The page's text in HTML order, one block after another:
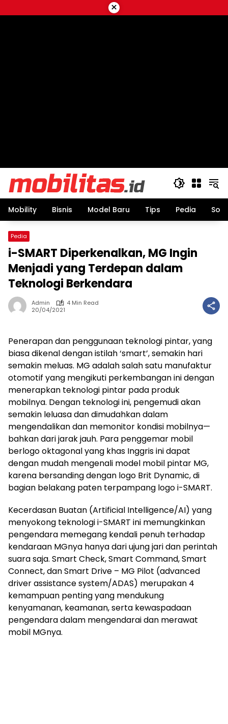
to
×
Mobility Bisnis Model Baru Tips Pedia
Pedia
i-SMART Diperkenalkan, MG Ingin
Menjadi yang Terdepan dalam
Teknologi Berkendara
Admin
4 Min Read
20/04/2021
Penerapan dan penggunaan teknologi pintar, yang
biasa dikenal dengan istilah ‘smart’, semakin hari
semakin meluas. MG adalah salah satu manufaktur
otomotif yang mengikuti perkembangan ini dengan
menerapkan teknologi pintar pada produk
mobilnya. Dengan teknologi ini, pengemudi akan
semakin leluasa dan dimudahkan dalam
mengendalikan dan memonitor kondisi mobilnya—
bahkan dari jarak jauh. Para penggemar mobil
berlogo oktagonal yang khas Inggris ini dapat
dengan mudah mengenali model mobil pintar MG,
karena bersanding dengan logo Brit Dynamic, di
bagian belakang paten terpampang logo i-SMART.
Kecerdasan Buatan (Artificial Intelligence/AI) yang
menyokong teknologi i-SMART ini memungkinkan
pengendara memegang kendali penuh terhadap
kendaraan MGnya hanya dari ujung jari dan perintah
suara saja. Smart Check, Smart Command, Smart
Connect, dan Smart Drive – MG Pilot (advanced
driver assistance system/ADAS) merupakan 4
kemampuan penting yang mendukung
kenyamanan, keamanan, serta kewaspadaan
pengendara dalam mengendarai dan merawat
mobil MGnya.